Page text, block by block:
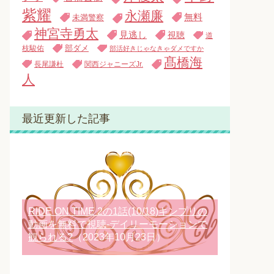
紫耀
未満警察 永瀬廉 無料
神宮寺勇太 見逃し 視聴
道
枝駿佑
部ダメ 部活好きじゃなきゃダメですか
長尾謙杜 関西ジャニーズJr.
髙橋海
人
最近更新した記事
RIDE ON TIME 2の1話(10/18)キンプリの
動画を無料で視聴-デイリーモーションで
観られる?（2023年10月23日）